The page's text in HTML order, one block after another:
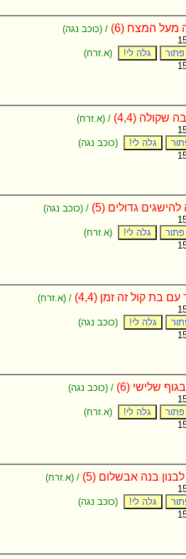
מעל המצח (6)
/ (כוכב נגה)
(א.זרח)
(4,4)
/ (א.זרח)
(כוכב נגה)
גדולים (5)
/ (כוכב נגה)
(א.זרח)
בת קול זה זמן (4,4)
/ (א.זרח)
(כוכב נגה)
שלישי (6)
/ (כוכב נגה)
(א.זרח)
בנה אבשלום (5)
/ (א.זרח)
(כוכב נגה)